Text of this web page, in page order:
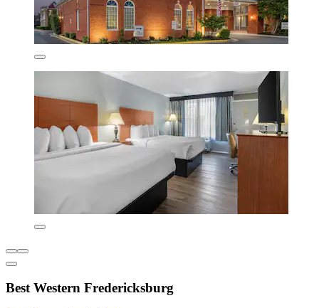
Best Western Fredericksburg